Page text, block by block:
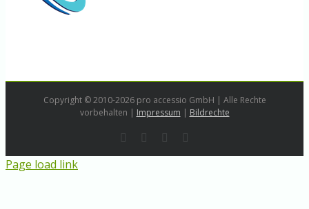
Copyright © 2010-2026 pro accessio GmbH | Alle Rechte
vorbehalten | Impressum | Bildrechte
LinkedInInstagram
Page load link